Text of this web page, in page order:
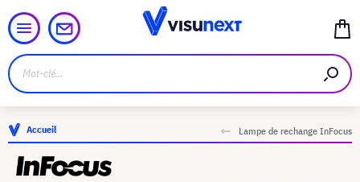
Accueil Lampe de rechange InFocus